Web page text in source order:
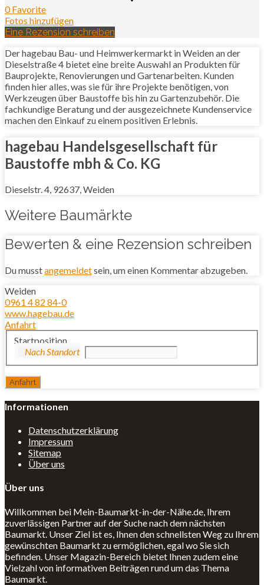
0 Favorite
Fotos hinzufügen
Eine Rezension schreiben
Der hagebau Bau- und Heimwerkermarkt in Weiden an der
Dieselstraße 4 bietet eine breite Auswahl an Produkten für
Bauprojekte, Renovierungen und Gartenarbeiten. Kunden
finden hier alles, was sie für ihre Projekte benötigen, von
Werkzeugen über Baustoffe bis hin zu Gartenzubehör. Die
fachkundige Beratung und der ausgezeichnete Kundenservice
machen den Einkauf zu einem positiven Erlebnis.
hagebau Handelsgesellschaft für
Baustoffe mbh & Co. KG
Dieselstr. 4, 92637, Weiden
Weitere Baumärkte
Bewerten & eine Rezension schreiben
Du musstangemeldetsein, um einen Kommentar abzugeben.
Weiden
0961 4 82 84-0
www.hagebau.de
Anfahrt
Startposition
Informationen
Datenschutzerklärung
Impressum
Sitemap
Über uns
Über uns
Willkommen bei Mein-Baumarkt-in-der-Nähe.de, Ihrem
zuverlässigen Partner auf der Suche nach dem nächsten
Baumarkt. Unser Ziel ist es, Ihnen den schnellsten Weg zu Ihrem
gewünschten Baumarkt zu ermöglichen, egal wo Sie sich
befinden. Unser Magazin-Bereich bietet Ihnen zudem eine
Vielzahl von informativen Beiträgen rund um das Thema
Baumarkt.